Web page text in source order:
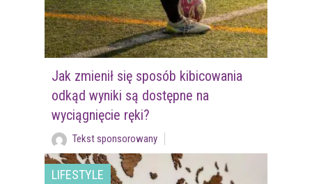
Jak zmienił się sposób kibicowania
odkąd wyniki są dostępne na
wyciągnięcie ręki?
Tekst sponsorowany
LIFESTYLE